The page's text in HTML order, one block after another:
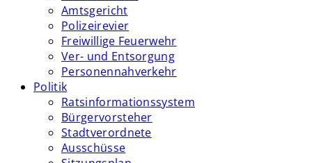
Amtsgericht
Polizeirevier
Freiwillige Feuerwehr
Ver- und Entsorgung
Personennahverkehr
Politik
Ratsinformationssystem
Bürgervorsteher
Stadtverordnete
Ausschüsse